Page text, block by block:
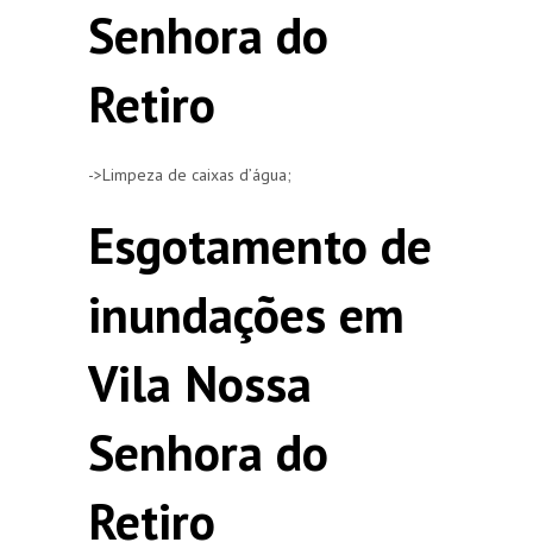
Senhora do
Retiro
->Limpeza de caixas d’água;
Esgotamento de
inundações em
Vila Nossa
Senhora do
Retiro